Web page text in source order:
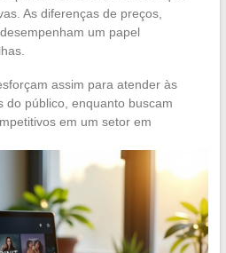
As diferenças de preços,
um papel
assim para atender às
do público, enquanto buscam
em um setor em